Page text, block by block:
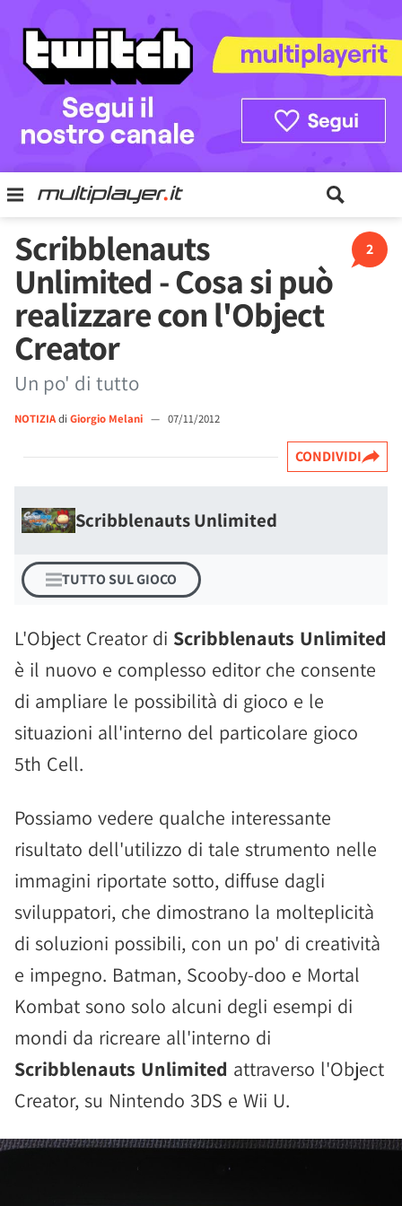
2
Scribblenauts
Unlimited - Cosa si può
realizzare con l'Object
Creator
Un po' di tutto
NOTIZIAdi Giorgio Melani — 07/11/2012
CONDIVIDI
Scribblenauts Unlimited
TUTTO SUL GIOCO
L'Object Creator di Scribblenauts Unlimited
è il nuovo e complesso editor che consente
di ampliare le possibilità di gioco e le
situazioni all'interno del particolare gioco
5th Cell.
Possiamo vedere qualche interessante
risultato dell'utilizzo di tale strumento nelle
immagini riportate sotto, diffuse dagli
sviluppatori, che dimostrano la molteplicità
di soluzioni possibili, con un po' di creatività
e impegno. Batman, Scooby-doo e Mortal
Kombat sono solo alcuni degli esempi di
mondi da ricreare all'interno di
Scribblenauts Unlimited attraverso l'Object
Creator, su Nintendo 3DS e Wii U.